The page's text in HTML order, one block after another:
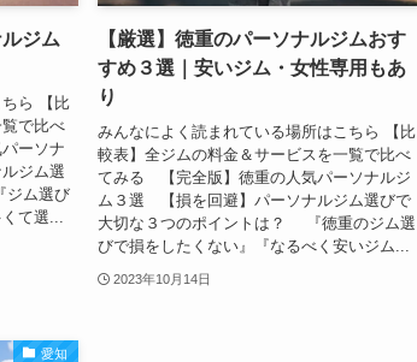
ジム
ら 【比
で比べ
ーソナ
ジム選
ム選び
て選...
【厳選】徳重のパーソナルジムおす
すめ３選｜安いジム・女性専用もあ
り
みんなによく読まれている場所はこちら 【比
較表】全ジムの料金＆サービスを一覧で比べ
てみる 【完全版】徳重の人気パーソナルジ
ム３選 【損を回避】パーソナルジム選びで
大切な３つのポイントは？ 『徳重のジム選
びで損をしたくない』『なるべく安いジム...
2023年10月14日
愛知